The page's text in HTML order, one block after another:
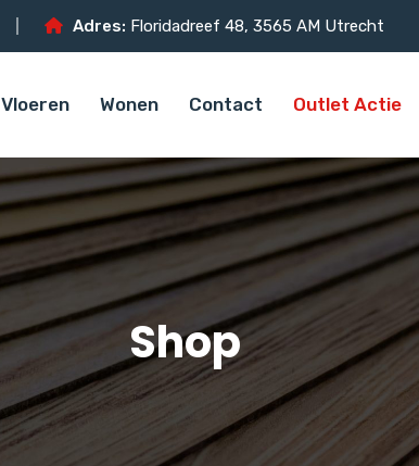
Adres: Floridadreef 48, 3565 AM Utrecht
Vloeren Wonen Contact Outlet Actie
Shop